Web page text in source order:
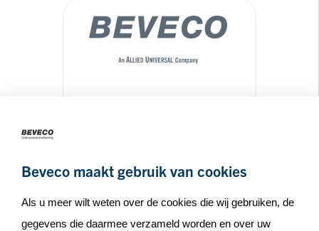
Beveco maakt gebruik van cookies
Als u meer wilt weten over de cookies die wij gebruiken, de
gegevens die daarmee verzameld worden en over uw
+31(0)186 65 90 30
info@beveco.nl